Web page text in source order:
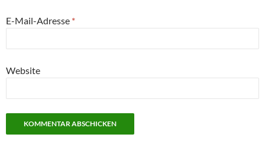
E-Mail-Adresse *
Website